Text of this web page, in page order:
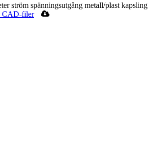
ström spänningsutgång metall/plast kapsling
CAD-filer